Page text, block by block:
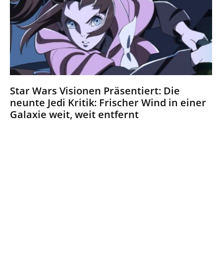
Star Wars Visionen Präsentiert: Die
neunte Jedi Kritik: Frischer Wind in einer
Galaxie weit, weit entfernt